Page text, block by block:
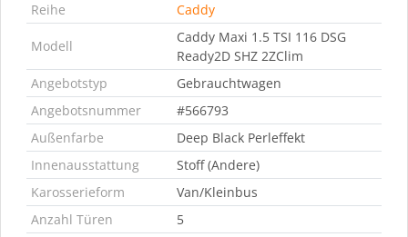
Reihe
Caddy
Modell
Caddy Maxi 1.5 TSI 116 DSG
Ready2D SHZ 2ZClim
Angebotstyp
Gebrauchtwagen
Angebotsnummer
#566793
Außenfarbe
Deep Black Perleffekt
Innenausstattung
Stoff (Andere)
Karosserieform
Van/Kleinbus
Anzahl Türen
5